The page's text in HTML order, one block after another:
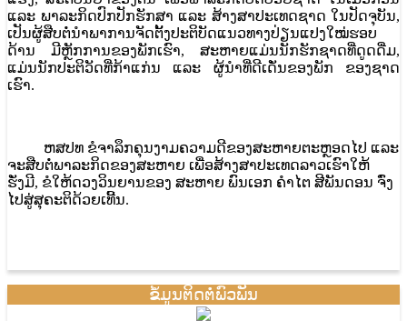
ແລະ ພາລະກິດປົກປັກຮັກສາ ແລະ ສ້າງສາປະເທດຊາດ ໃນປັດຈຸບັນ,
ເປັນຜູ້ສືບຕໍ່ນໍາພາການຈັດຕັ້ງປະຕິບັດແນວທາງປ່ຽນແປງໃໝ່ຮອບ
ດ້ານ ມີຫຼັກການຂອງພັກເຮົາ, ສະຫາຍແມ່ນນັກຮັກຊາດທີ່ດູດດື່ມ,
ແມ່ນນັກປະຕິວັດທີ່ກ້າແກ່ນ ແລະ ຜູ້ນໍາທີ່ດີເດັ່ນຂອງພັກ ຂອງຊາດ
ເຮົາ.
ຫສປທ ຂໍຈາລຶກຄຸນງາມຄວາມດີຂອງສະຫາຍຕະຫຼອດໄປ ແລະ
ຈະສືບຕໍ່ພາລະກິດຂອງສະຫາຍ ເພື່ອສ້າງສາປະເທດລາວເຮົາໃຫ້
ຮັ່ງມີ, ຂໍໃຫ້ດວງວິນຍານຂອງ ສະຫາຍ ພົນເອກ ຄໍາໄຕ ສີພັນດອນ ຈົ່ງ
ໄປສູ່ສຸຄະຕິດ້ວຍເທີ້ນ.
ຂໍ້ມູນຕິດຕໍ່ພົວພັນ